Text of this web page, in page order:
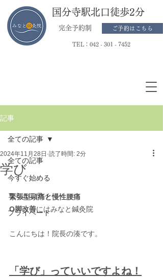
国分寺駅北口徒歩2分
完全予約制 ご予約はこちら
TEL： 042 - 301 - 7452
記事
全ての記事
今すぐ始める
コミュニティ
プライベート
全ての記事
学び
2024年11月28日 読了時間: 2分
緊張型頭痛と慢性腰痛
O脚改善にはみなと鍼灸院
こんにちは！院長の湊です。
「学び」っていいですよね！